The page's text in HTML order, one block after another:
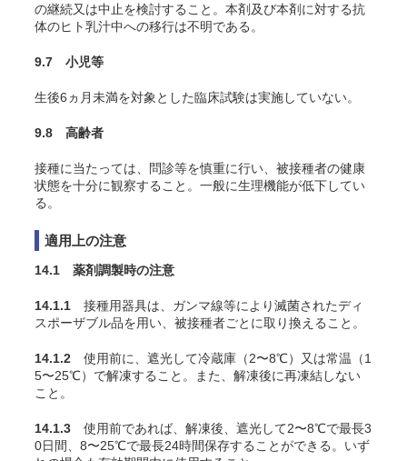
の継続又は中止を検討すること。本剤及び本剤に対する抗
体のヒト乳汁中への移行は不明である。
9.7 小児等
生後6ヵ月未満を対象とした臨床試験は実施していない。
9.8 高齢者
接種に当たっては、問診等を慎重に行い、被接種者の健康
状態を十分に観察すること。一般に生理機能が低下してい
る。
適用上の注意
14.1 薬剤調製時の注意
14.1.1 接種用器具は、ガンマ線等により滅菌されたディ
スポーザブル品を用い、被接種者ごとに取り換えること。
14.1.2 使用前に、遮光して冷蔵庫（2〜8℃）又は常温（1
5〜25℃）で解凍すること。また、解凍後に再凍結しない
こと。
14.1.3 使用前であれば、解凍後、遮光して2〜8℃で最長3
0日間、8〜25℃で最長24時間保存することができる。いず